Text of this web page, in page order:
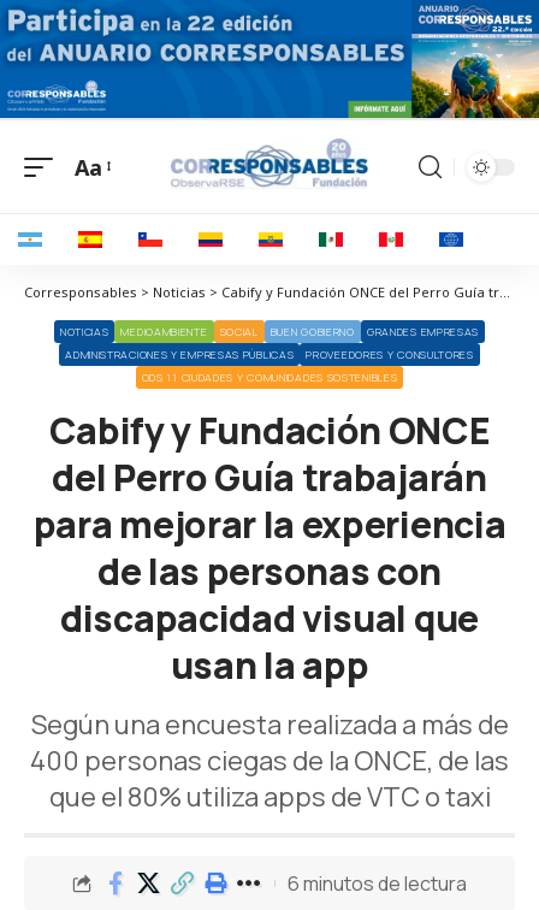
Aa
Corresponsables > Noticias > Cabify y Fundación ONCE del Perro Guía trabajarán para mejorar la experiencia de las personas con discapacidad visual que usan la app
NOTICIAS MEDIOAMBIENTE SOCIAL BUEN GOBIERNO
GRANDES EMPRESAS
ADMINISTRACIONES Y EMPRESAS PÚBLICAS
PROVEEDORES Y CONSULTORES
ODS 11 CIUDADES Y COMUNIDADES SOSTENIBLES
Cabify y Fundación ONCE
del Perro Guía trabajarán
para mejorar la experiencia
de las personas con
discapacidad visual que
usan la app
Según una encuesta realizada a más de
400 personas ciegas de la ONCE, de las
que el 80% utiliza apps de VTC o taxi
6 minutos de lectura